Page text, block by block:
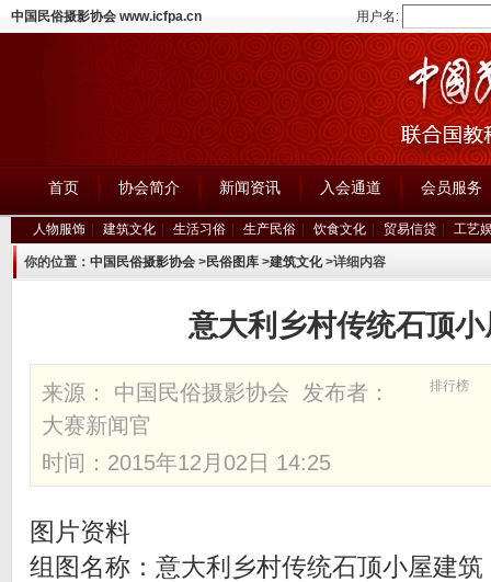
中国民俗摄影协会 www.icfpa.cn 用户名:
首页 协会简介 新闻资讯 入会通道 会员服务
人物服饰 建筑文化 生活习俗 生产民俗 饮食文化 贸易信贷 工艺
你的位置： 中国民俗摄影协会 >民俗图库 >建筑文化>详细内容
意大利乡村传统石顶
排行榜
来源： 中国民俗摄影协会 发布者：
大赛新闻官
时间：2015年12月02日 14:25
图片资料
组图名称：意大利乡村传统石顶小屋建筑